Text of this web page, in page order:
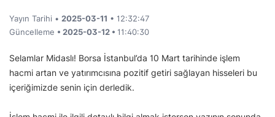
Yayın Tarihi • 2025-03-11 • 12:32:47
Güncelleme • 2025-03-12 • 11:40:30
Selamlar Midaslı! Borsa İstanbul’da 10 Mart tarihinde işlem
hacmi artan ve yatırımcısına pozitif getiri sağlayan hisseleri bu
içeriğimizde senin için derledik.